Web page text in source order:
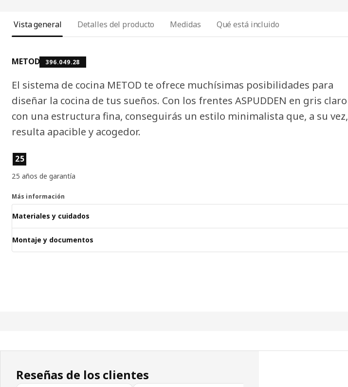
Vista general Detalles del producto Medidas Qué está incluido
METOD 396.049.28
El sistema de cocina METOD te ofrece muchísimas posibilidades para
diseñar la cocina de tus sueños. Con los frentes ASPUDDEN en gris claro
con una estructura fina, conseguirás un estilo minimalista que, a su vez,
resulta apacible y acogedor.
Características del producto
25
25 años de garantía
Más información
Materiales y cuidados
Montaje y documentos
Reseñas de los clientes